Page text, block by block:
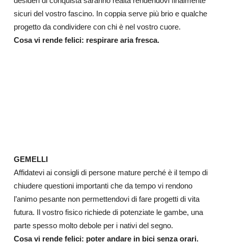
sicuri del vostro fascino. In coppia serve più brio e qualche
progetto da condividere con chi è nel vostro cuore.
Cosa vi rende felici: respirare aria fresca.
GEMELLI
Affidatevi ai consigli di persone mature perché è il tempo di
chiudere questioni importanti che da tempo vi rendono
l’animo pesante non permettendovi di fare progetti di vita
futura. Il vostro fisico richiede di potenziate le gambe, una
parte spesso molto debole per i nativi del segno.
Cosa vi rende felici: poter andare in bici senza orari.